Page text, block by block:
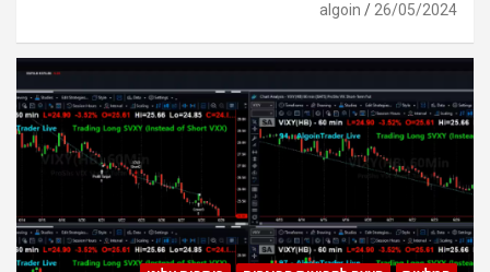
26/05/2024
algoin